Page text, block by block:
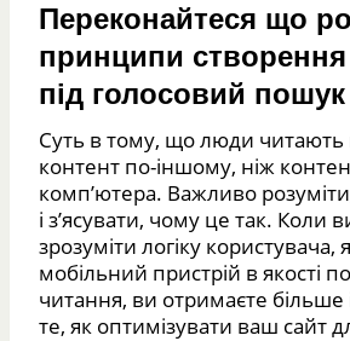
Переконайтеся що
принципи створення
під голосовий пошук
Суть в тому, що люди читають
контент по-іншому, ніж
комп’ютера. Важливо
і з’ясувати, чому це так. Коли
зрозуміти логіку
мобільний пристрій в якості
читання, ви отримаєте більше
те, як оптимізувати ваш сайт